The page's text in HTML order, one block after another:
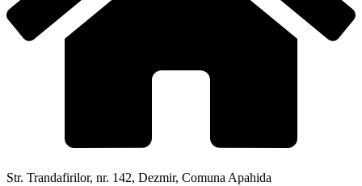
Str. Trandafirilor, nr. 142, Dezmir, Comuna Apahida